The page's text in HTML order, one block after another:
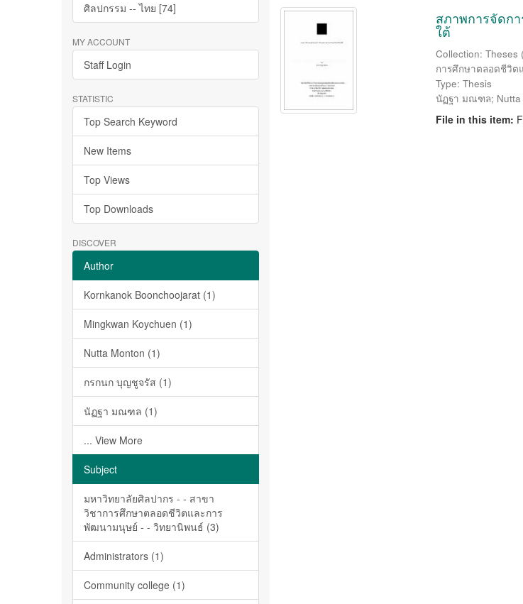
ศิลปกรรม -- ไทย [74]
MY ACCOUNT
Staff Login
STATISTIC
Top Search Keyword
New Items
Top Views
Top Downloads
DISCOVER
Author
Kornkanok Boonchoojarat (1)
Mingkwan Koychuen (1)
Nutta Monton (1)
กรกนก บุญชูจรัส (1)
นัฏฐา มณฑล (1)
... View More
Subject
มหาวิทยาลัยศิลปากร - - สาขา
วิชาการศึกษาตลอดชีวิตและการ
พัฒนามนุษย์ - - วิทยานิพนธ์ (3)
Administrators (1)
Community college (1)
สภาพการจัดก
ใต้
Collection:
การศึกษาตลอดชีวิ
Type: Thesis
นัฏฐา มณฑล;
File in this item: